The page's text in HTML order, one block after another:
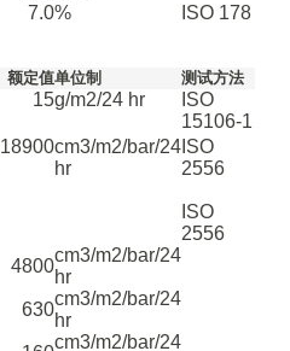
7.0% ISO 178
额定值单位制 测试方法
15g/m2/24 hr
ISO
15106-1
18900cm3/m2/bar/24
hr
ISO
2556
ISO
2556
4800
cm3/m2/bar/24
hr
630
cm3/m2/bar/24
hr
cm3/m2/bar/24